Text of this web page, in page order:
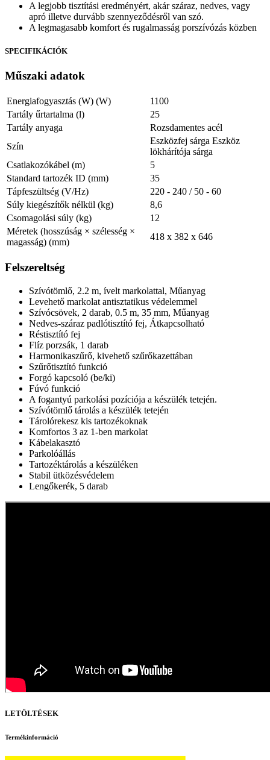
A legjobb tisztítási eredményért, akár száraz, nedves, vagy
apró illetve durvább szennyeződésről van szó.
A legmagasabb komfort és rugalmasság porszívózás közben
SPECIFIKÁCIÓK
Műszaki adatok
Energiafogyasztás (W) (W)
1100
Tartály űrtartalma (l)
25
Tartály anyaga
Rozsdamentes acél
Szín
Eszközfej sárga Eszköz
lökhárítója sárga
Csatlakozókábel (m)
5
Standard tartozék ID (mm)
35
Tápfeszültség (V/Hz)
220 - 240 / 50 - 60
Súly kiegészítők nélkül (kg)
8,6
Csomagolási súly (kg)
12
Méretek (hosszúság × szélesség ×
magasság) (mm)
418 x 382 x 646
Felszereltség
Szívótömlő, 2.2 m, ívelt markolattal, Műanyag
Levehető markolat antisztatikus védelemmel
Szívócsövek, 2 darab, 0.5 m, 35 mm, Műanyag
Nedves-száraz padlótisztító fej, Átkapcsolható
Réstisztító fej
Flíz porzsák, 1 darab
Harmonikaszűrő, kivehető szűrőkazettában
Szűrőtisztító funkció
Forgó kapcsoló (be/ki)
Fúvó funkció
A fogantyú parkolási pozíciója a készülék tetején.
Szívótömlő tárolás a készülék tetején
Tárolórekesz kis tartozékoknak
Komfortos 3 az 1-ben markolat
Kábelakasztó
Parkolóállás
Tartozéktárolás a készüléken
Stabil ütközésvédelem
Lengőkerék, 5 darab
LETÖLTÉSEK
Termékinformáció